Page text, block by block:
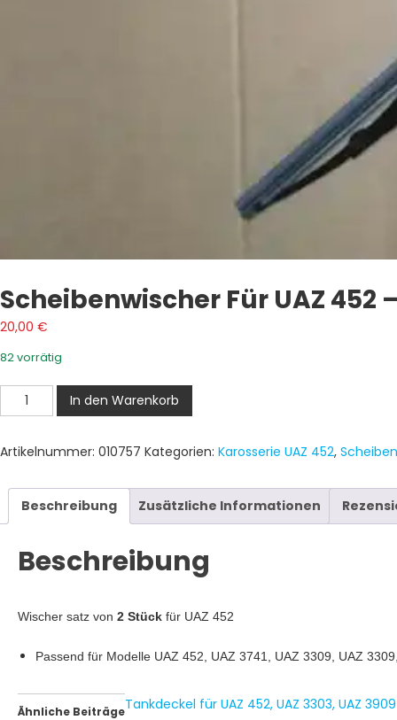
Scheibenwischer Für UAZ 452
20,00 €
82 vorrätig
Scheibenwischer
für
452
Stück
Menge
In den Warenkorb
Artikelnummer: 010757 Kategorien: Karosserie UAZ 452,
Beschreibung Zusätzliche Informationen
Beschreibung
Wischer satz von 2 Stück für UAZ 452
Passend für Modelle UAZ 452, UAZ 3741, UAZ 3309, UAZ
Ähnliche BeiträgeTankdeckel für UAZ 452, UAZ 3303, UAZ